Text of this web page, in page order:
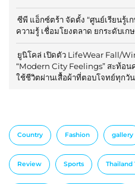
ซีพี แอ็กซ์ตร้า จัดตั้ง “ศูนย์เรียนรู้เ
ความรู้ เชื่อมโยงตลาด ยกระดับเ
ยูนิโคล่ เปิดตัว LifeWear Fall/
“Modern City Feelings” สะท้อ
ใช้ชีวิตผ่านเสื้อผ้าที่ตอบโจทย์ทุกวัน
Country Fashion gallery
Review Sports Thailand